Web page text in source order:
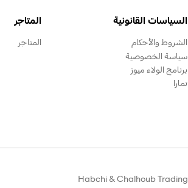
السياسات القانونية
الشروط والأحكام
سياسة الخصوصية
برنامج الولاء ميوز
تمارا
المتاجر
المتاجر
© يتم تشغيل هذا الموقع الالكتروني من قبل Habchi & Chalhoub Trading